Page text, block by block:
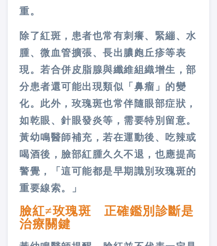
重。
除了紅斑，患者也常有刺癢、緊繃、水
腫、微血管擴張、長出膿皰丘疹等表
現。若合併皮脂腺與纖維組織增生，部
分患者還可能出現類似「鼻瘤」的變
化。此外，玫瑰斑也常伴隨眼部症狀，
如乾眼、針眼發炎等，需要特別留意。
黃幼鳴醫師補充，若在運動後、吃辣或
喝酒後，臉部紅腫久久不退，也應提高
警覺，「這可能都是早期識別玫瑰斑的
重要線索。」
臉紅≠玫瑰斑 正確鑑別診斷是
治療關鍵